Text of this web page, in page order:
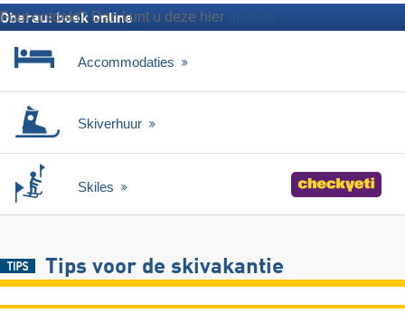
Fout ontdekt? Dan kunt u deze hier
Oberau: boek online
Accommodaties
Skiverhuur
Skiles
Tips voor de skivakantie